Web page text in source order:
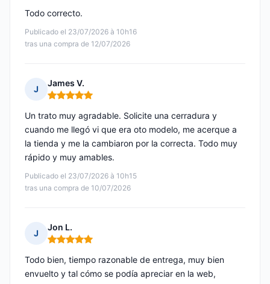
Publicado el 23/07/2026 à 10h16
tras una compra de 12/07/2026
Todo correcto.
J
James V.
Nota: 5 de 5
Publicado el 23/07/2026 à 10h15
tras una compra de 10/07/2026
Un trato muy agradable. Solicite una cerradura y
cuando me llegó vi que era oto modelo, me acerque a
la tienda y me la cambiaron por la correcta. Todo muy
rápido y muy amables.
J
Jon L.
Nota: 5 de 5
Todo bien, tiempo razonable de entrega, muy bien
envuelto y tal cómo se podía apreciar en la web,